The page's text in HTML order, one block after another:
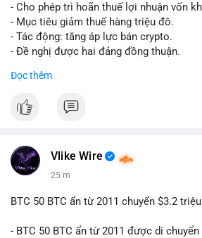
tái cơ cấu danh mục trước phiên giao
trường có thể dao động nhẹ khi nhà đầu
động thái này.
và điểm đến của số BTC này trong 2-4
phòng thủ. Nếu vào ví lạnh, có thể duy
#160btc #vilanh #thanhkhoansan
- Cho phép trì hoãn thuế lợi nhuận vốn
- Mục tiêu giảm thuế hàng triệu đô.
- Tác động: tăng áp lực bán crypto.
- Đề nghị được hai đảng đồng thuận.
📰 Nguồn: Cointelegraph
Đọc thêm
Vlike Wire
25 m
BTC 50 BTC ẩn từ 2011 chuyển $3.2
- BTC 50 BTC ẩn từ 2011 được di